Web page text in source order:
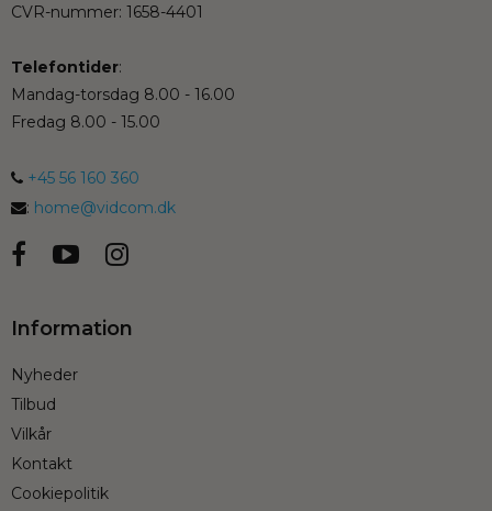
CVR-nummer: 1658-4401
Telefontider:
Mandag-torsdag 8.00 - 16.00
Fredag 8.00 - 15.00
+45 56 160 360
: home@vidcom.dk
Information
Nyheder
Tilbud
Vilkår
Kontakt
Cookiepolitik